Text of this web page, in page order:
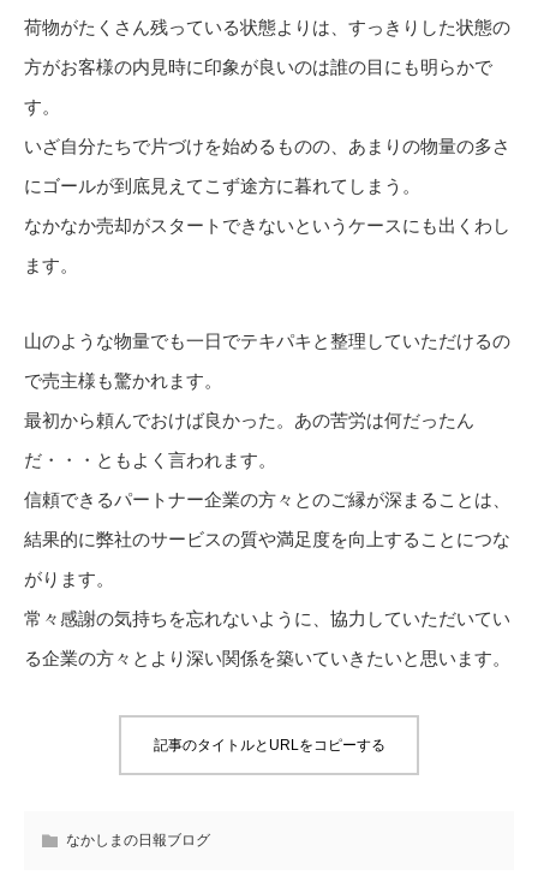
荷物がたくさん残っている状態よりは、すっきりした状態の
方がお客様の内見時に印象が良いのは誰の目にも明らかで
す。
いざ自分たちで片づけを始めるものの、あまりの物量の多さ
にゴールが到底見えてこず途方に暮れてしまう。
なかなか売却がスタートできないというケースにも出くわし
ます。
山のような物量でも一日でテキパキと整理していただけるの
で売主様も驚かれます。
最初から頼んでおけば良かった。あの苦労は何だったん
だ・・・ともよく言われます。
信頼できるパートナー企業の方々とのご縁が深まることは、
結果的に弊社のサービスの質や満足度を向上することにつな
がります。
常々感謝の気持ちを忘れないように、協力していただいてい
る企業の方々とより深い関係を築いていきたいと思います。
記事のタイトルとURLをコピーする
なかしまの日報ブログ